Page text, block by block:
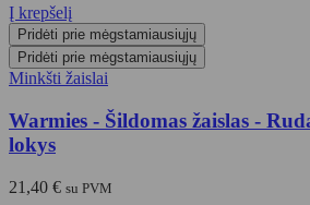
Į krepšelį
Pridėti prie mėgstamiausiųjų
Pridėti prie mėgstamiausiųjų
Minkšti žaislai
Warmies - Šildomas žaislas -
lokys
21,40 € su PVM